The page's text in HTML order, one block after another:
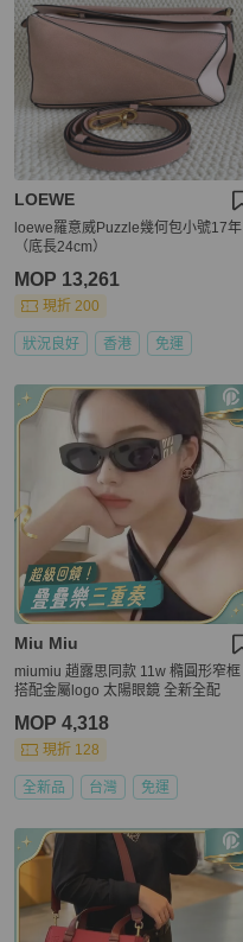
LOEWE
loewe羅意威Puzzle幾何包小號17年
（底長24cm）
MOP 13,261
現折 200
狀況良好 香港 免運
Miu Miu
miumiu 趙露思同款 11w 橢圓形窄框
搭配金屬logo 太陽眼鏡 全新全配
MOP 4,318
現折 128
全新品 台灣 免運